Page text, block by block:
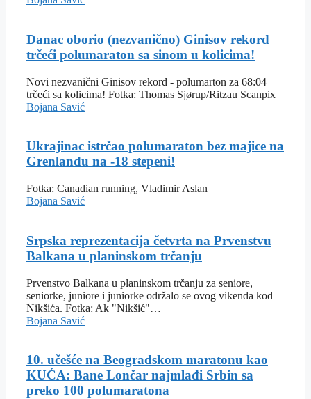
Danac oborio (nezvanično) Ginisov rekord
trčeći polumaraton sa sinom u kolicima!
Novi nezvanični Ginisov rekord - polumarton za 68:04
trčeći sa kolicima! Fotka: Thomas Sjørup/Ritzau Scanpix
Bojana Savić
Ukrajinac istrčao polumaraton bez majice na
Grenlandu na -18 stepeni!
Fotka: Canadian running, Vladimir Aslan
Bojana Savić
Srpska reprezentacija četvrta na Prvenstvu
Balkana u planinskom trčanju
Prvenstvo Balkana u planinskom trčanju za seniore,
seniorke, juniore i juniorke održalo se ovog vikenda kod
Nikšića. Fotka: Ak "Nikšić"…
Bojana Savić
10. učešće na Beogradskom maratonu kao
KUĆA: Bane Lončar najmlađi Srbin sa
preko 100 polumaratona